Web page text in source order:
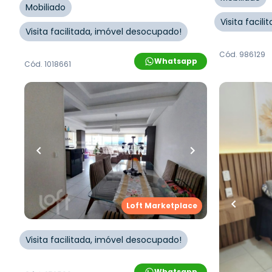
Mobiliado
Visita facilitada, imóvel desocupado!
Whatsapp
Cód. 1018661
Visita
Cód. 986129
Loft Marketplace
820.000,00
3quartos•1banheiro
Apartamento • Empreendimento
Encantado, 1112 - Capão Da
Canoa/RS
Rua Encantado,Zona Nova,Capão da
Canoa
Visita facilitada, imóvel desocupado!
3
Venancio
Canoa/RS
Rua
da Canoa